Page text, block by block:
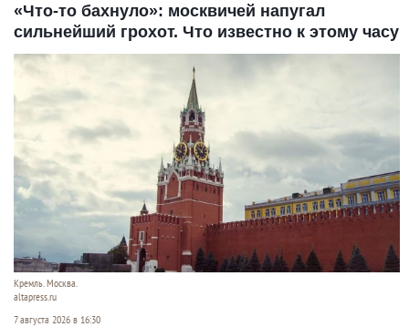
«Что-то бахнуло»: москвичей напугал
сильнейший грохот. Что известно к этому часу
Кремль. Москва.
altapress.ru
7 августа 2026 в 16:30